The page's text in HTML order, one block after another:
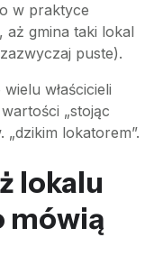
w praktyce
aż gmina taki lokal
puste).
właścicieli
„stojąc
lokatorem”.
lokalu
mówią